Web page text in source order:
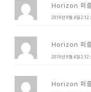
2019년 9월 4일 2:12
Horizon 퍼
2019년 9월 4일 2:12
Horizon 퍼
Horizon 퍼